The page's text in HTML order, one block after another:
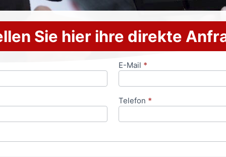
Sie hier ihre direkte
E-Mail *
Telefon *